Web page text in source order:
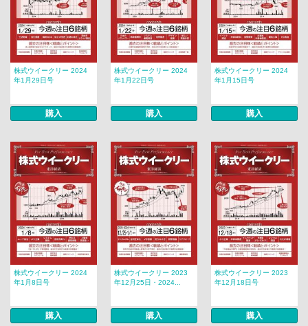
株式ウイークリー 2024
年1月29日号
購入
株式ウイークリー 2024
年1月22日号
購入
株式ウイークリー 2024
年1月15日号
購入
株式ウイークリー 2024
年1月8日号
購入
株式ウイークリー 2023
年12月25日・2024...
購入
株式ウイークリー 2023
年12月18日号
購入